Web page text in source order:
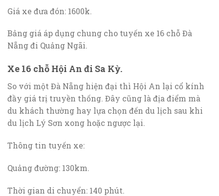
Giá xe đưa đón: 1600k.
Bảng giá áp dụng chung cho tuyến xe 16 chỗ Đà
Nẵng đi Quảng Ngãi.
Xe 16 chỗ Hội An đi Sa Kỳ.
So với một Đà Nẵng hiện đại thì Hội An lại cổ kính
đầy giá trị truyền thống. Đây cũng là địa điểm mà
du khách thường hay lựa chọn đến du lịch sau khi
du lịch Lý Sơn xong hoặc ngược lại.
Thông tin tuyến xe:
Quảng đường: 130km.
Thời gian di chuyển: 140 phút.